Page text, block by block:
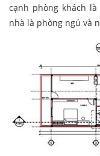
cạnh phòng khách
nhà là phòng ngủ và